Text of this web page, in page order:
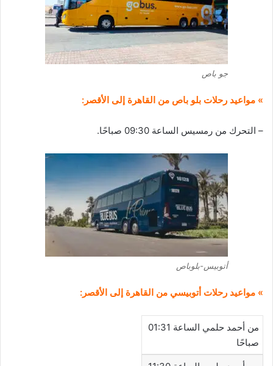
جو باص
» مواعيد رحلات بلو باص من القاهرة إلى الأقصر:
– التحرك من رمسيس الساعة 09:30 صباحًا.
أتوبيس-بلوباص
» مواعيد رحلات أتوبيسي من القاهرة إلى الأقصر:
من أحمد حلمي الساعة 01:31
صباحًا